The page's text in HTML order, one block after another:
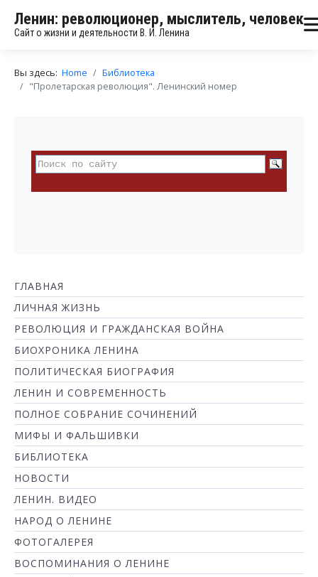
Ленин: революционер, мыслитель, человек
Сайт о жизни и деятельности В. И. Ленина
Вы здесь: Home
Библиотека
"Пролетарская революция". Ленинский номер
ГЛАВНАЯ
ЛИЧНАЯ ЖИЗНЬ
РЕВОЛЮЦИЯ И ГРАЖДАНСКАЯ ВОЙНА
БИОХРОНИКА ЛЕНИНА
ПОЛИТИЧЕСКАЯ БИОГРАФИЯ
ЛЕНИН И СОВРЕМЕННОСТЬ
ПОЛНОЕ СОБРАНИЕ СОЧИНЕНИЙ
МИФЫ И ФАЛЬШИВКИ
БИБЛИОТЕКА
НОВОСТИ
ЛЕНИН. ВИДЕО
НАРОД О ЛЕНИНЕ
ФОТОГАЛЕРЕЯ
ВОСПОМИНАНИЯ О ЛЕНИНЕ